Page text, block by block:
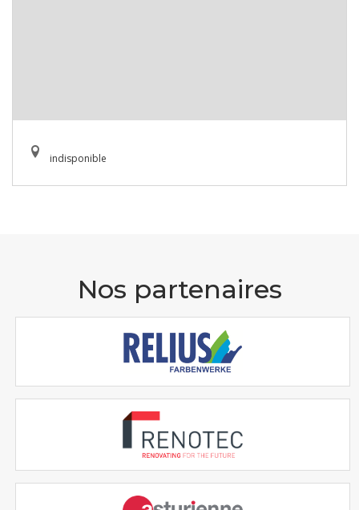
indisponible
Nos partenaires